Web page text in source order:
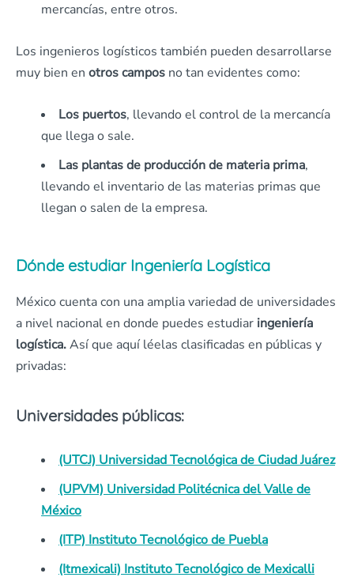
mercancías, entre otros.
Los ingenieros logísticos también pueden desarrollarse
muy bien en otros campos no tan evidentes como:
Los puertos, llevando el control de la mercancía
que llega o sale.
Las plantas de producciónde materia prima,
llevando el inventario de las materias primas que
llegan o salen de la empresa.
Dónde estudiar Ingeniería Logística
México cuenta con una amplia variedad de universidades
a nivel nacional en donde puedes estudiar ingeniería
logística.Así que aquí léelas clasificadas en públicas y
privadas:
Universidades públicas:
(UTCJ) Universidad Tecnológica de Ciudad Juárez
(UPVM) Universidad Politécnica del Valle de
México
(ITP) Instituto Tecnológico de Puebla
(Itmexicali) Instituto Tecnológico de Mexicalli